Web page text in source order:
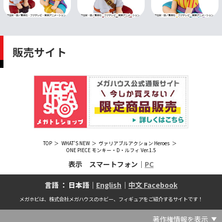
販売サイト
TOP WHAT'S NEW
ヴァリアブルアクション Heroes
ONE PIECE モンキー・D・ルフィ Ver.1.5
表示 スマートフォン｜ PC
言語 ： 日本語｜ English ｜ 中文 Facebook
メガホビは、株式会社メガハウスのホビー、フィギュアをご紹介するサイトです！
著作権情報を表示